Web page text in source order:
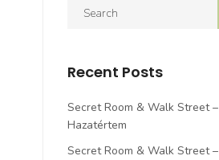
Recent Posts
Secret Room & Walk Street –
Hazatértem
Secret Room & Walk Street –